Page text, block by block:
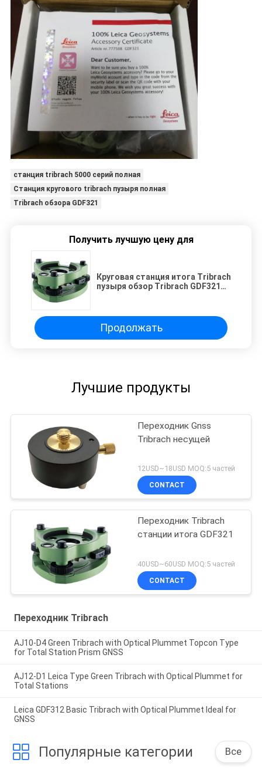
станция tribrach 5000 серий полная
Станция кругового tribrach пузыря полная
Tribrach обзора GDF321
Получить лучшую цену для
Круговая станция итога Tribrach
пузыря обзор Tribrach GDF321
Продолжать
Лучшие продукты
Переходник Gnss
Tribrach несущей
12USD~18USD MOQ:5 частей
CONTACT
Переходник Tribrach
станции итога GDF321
40USD~60USD MOQ:5 частей
CONTACT
Переходник Tribrach
AJ10-D4 Green Tribrach with Optical Plummet Topcon Type
for Total Station Prism GNSS
AJ12-D1 Leica Type Green Tribrach with Optical Plummet for
Total Stations
Leica GDF312 Basic Tribrach with Optical Plummet Ideal for
GNSS
Популярные категории Все